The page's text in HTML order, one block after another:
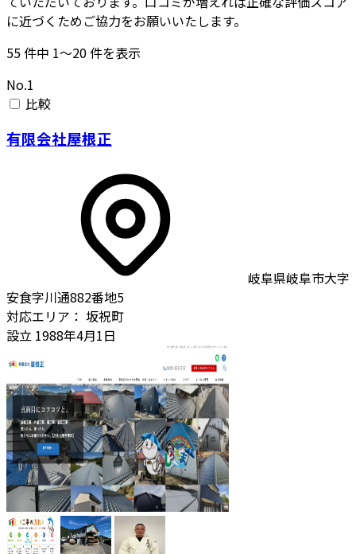
に近づくためご協力をお願いいたします。
55件中 1〜20件を表示
No.1
比較
有限会社屋根正
岐阜県岐阜市大字
安食字川通882番地5
対応エリア： 坂祝町
設立 1988年4月1日